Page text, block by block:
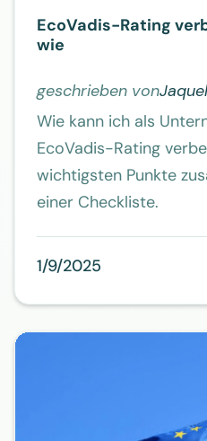
EcoVadis-Rating
wie
geschrieben von
Wie kann ich als
EcoVadis-Rating
wichtigsten Punkte
einer Checkliste.
1/9/2025